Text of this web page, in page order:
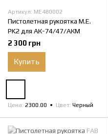
Артикул: ME480002
Пистолетная рукоятка M.E.
PK2 для АК-74/47/АКМ
2 300 грн
Купить
Цена 2300.00 Цвет Черный